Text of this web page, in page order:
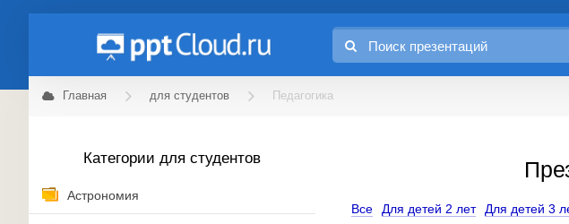
Главная для студентов Педагогика
Категории для студентов
Астрономия
Все Для детей 2 лет Для детей 3